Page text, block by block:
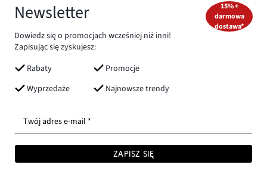
Newsletter
Dowiedz się o promocjach wcześniej niż inni!
Zapisując się zyskujesz:
Rabaty
Promocje
Wyprzedaże
Najnowsze trendy
15% +
darmowa
dostawa*
Twój adres e-mail *
ZAPISZ SIĘ